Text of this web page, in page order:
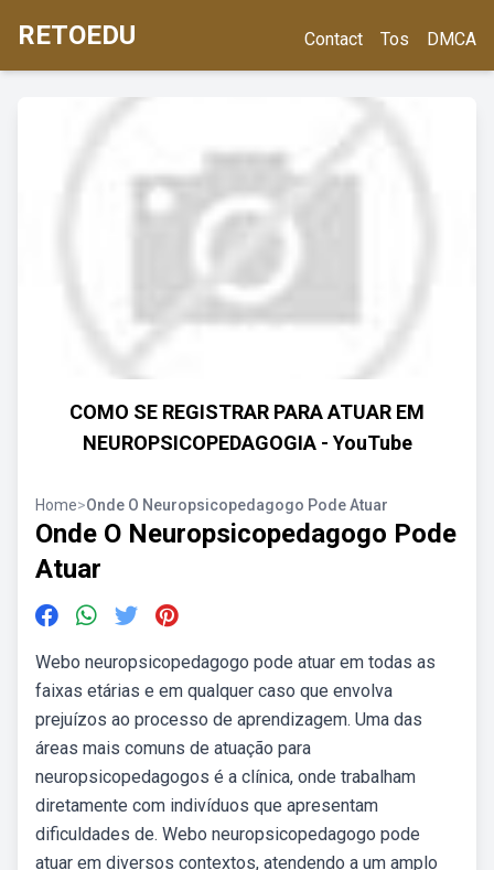
RETOEDU Contact Tos DMCA
COMO SE REGISTRAR PARA ATUAR EM
NEUROPSICOPEDAGOGIA - YouTube
Home>Onde O Neuropsicopedagogo Pode Atuar
Onde O Neuropsicopedagogo Pode
Atuar
Webo neuropsicopedagogo pode atuar em todas as
faixas etárias e em qualquer caso que envolva
prejuízos ao processo de aprendizagem. Uma das
áreas mais comuns de atuação para
neuropsicopedagogos é a clínica, onde trabalham
diretamente com indivíduos que apresentam
dificuldades de. Webo neuropsicopedagogo pode
atuar em diversos contextos, atendendo a um amplo